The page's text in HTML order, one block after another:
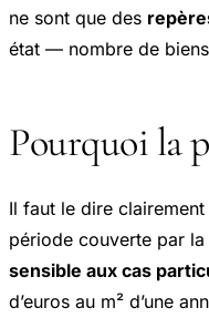
ne sont que des
état — nombre de biens
Pourquoi la
Il faut le dire clairement
période couverte par la
sensible aux cas
d’euros au m² d’une